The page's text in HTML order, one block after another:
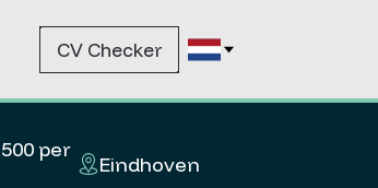
CV Checker
per
Eindhoven